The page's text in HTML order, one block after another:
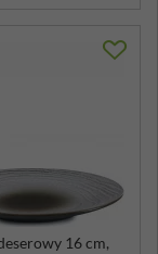
16 cm,